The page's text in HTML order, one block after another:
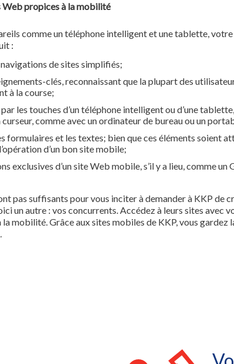
Web propices à la mobilité
comme un téléphone intelligent et une tablette,
:
de sites simplifiés;
clés, reconnaissant que la plupart des
à la course;
les touches d’un téléphone intelligent ou d’une
curseur, comme avec un ordinateur de bureau ou un
formulaires et les textes; bien que ces éléments soient
d’un bon site mobile;
exclusives d’un site Web mobile, s’il y a lieu, comme un
pas suffisants pour vous inciter à demander à KKP de
un autre : vos concurrents. Accédez à leurs sites avec
mobilité. Grâce aux sites mobiles de KKP, vous gardez